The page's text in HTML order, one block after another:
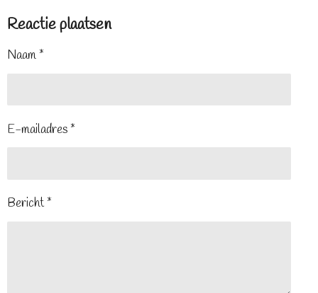
Reactie plaatsen
Naam *
E-mailadres *
Bericht *